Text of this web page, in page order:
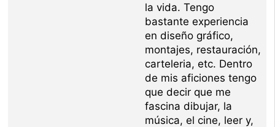
la vida. Tengo
bastante experiencia
en diseño gráfico,
montajes, restauración,
carteleria, etc. Dentro
de mis aficiones tengo
que decir que me
fascina dibujar, la
música, el cine, leer y,